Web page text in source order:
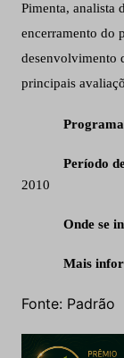
Pimenta, analista
encerramento do
desenvolvimento
principais
Programa
Período
2010
Onde se
Mais
Fonte: Padrão